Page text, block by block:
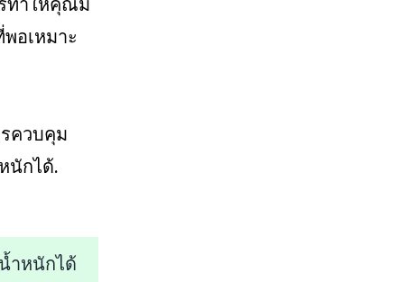
อเหมาะ
ควบคุม
นักได้.
ำหนักได้